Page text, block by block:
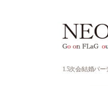
1.5次会/結婚パー